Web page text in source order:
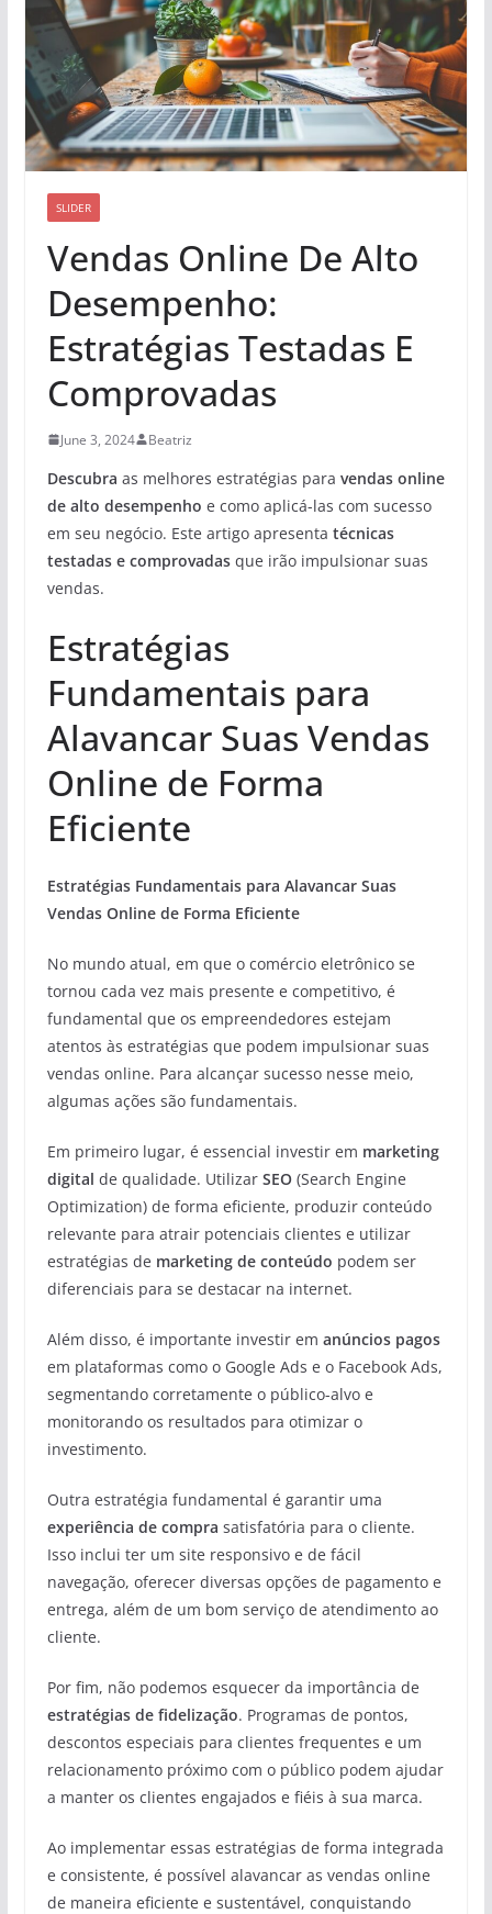
SLIDER
Vendas Online De Alto
Desempenho:
Estratégias Testadas E
Comprovadas
June 3, 2024 Beatriz
Descubra as melhores estratégias para vendas online
de alto desempenho e como aplicá-las com sucesso
em seu negócio. Este artigo apresenta técnicas
testadas e comprovadasque irão impulsionar suas
vendas.
Estratégias
Fundamentais para
Alavancar Suas Vendas
Online de Forma
Eficiente
Estratégias Fundamentais para Alavancar Suas
Vendas Online de Forma Eficiente
No mundo atual, em que o comércio eletrônico se
tornou cada vez mais presente e competitivo, é
fundamental que os empreendedores estejam
atentos às estratégias que podem impulsionar suas
vendas online. Para alcançar sucesso nesse meio,
algumas ações são fundamentais.
Em primeiro lugar, é essencial investir em marketing
digital de qualidade. Utilizar SEO(Search Engine
Optimization) de forma eficiente, produzir conteúdo
relevante para atrair potenciais clientes e utilizar
estratégias de marketing de conteúdo podem ser
diferenciais para se destacar na internet.
Além disso, é importante investir em anúncios pagos
em plataformas como o Google Ads e o Facebook Ads,
segmentando corretamente o público-alvo e
monitorando os resultados para otimizar o
investimento.
Outra estratégia fundamental é garantir uma
experiência de compra satisfatória para o cliente.
Isso inclui ter um site responsivo e de fácil
navegação, oferecer diversas opções de pagamento e
entrega, além de um bom serviço de atendimento ao
cliente.
Por fim, não podemos esquecer da importância de
estratégias de fidelização. Programas de pontos,
descontos especiais para clientes frequentes e um
relacionamento próximo com o público podem ajudar
a manter os clientes engajados e fiéis à sua marca.
Ao implementar essas estratégias de forma integrada
e consistente, é possível alavancar as vendas online
de maneira eficiente e sustentável, conquistando